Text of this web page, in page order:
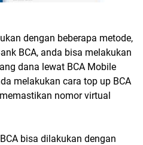
dengan beberapa metode,
BCA, anda bisa melakukan
dana lewat BCA Mobile
melakukan cara top up BCA
nomor virtual
bisa dilakukan dengan